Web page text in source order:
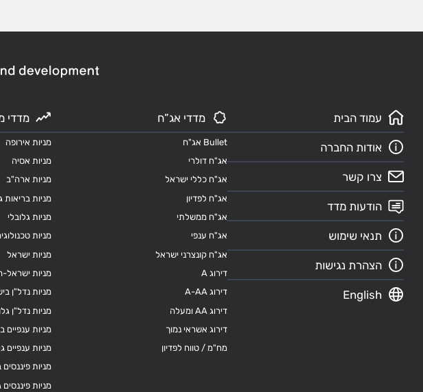
עמוד הבית
אודות החברה
צרו קשר
הודעות מדד
תנאי שימוש
הצהרת נגישות
English
מדדי אג”ח
Bullet אג"ח
אג"ח דולרי
אג"ח כללי ישראל
אג"ח לפדיון
אג"ח ממשלתי
אג"ח ענפי
אג"ח קונצרני ישראל
דירוג A
דירוג A-AA
דירוג AA ומעלה
דירוג אשראי נמוך
מח"מ / טווח לפדיון
מדדי
מניות אירופה
מניות אסיה
מניות ארה"ב
מניות בריאות
מניות גלובלי
מניות
מניות ישראל
מניות ישראל-
מניות נדל"ן
מניות נדל"ן
מניות ענפיים
מניות ענפיים
מניות
מניות פיננסים